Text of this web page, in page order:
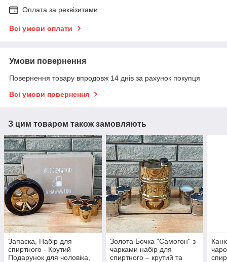
Оплата за реквізитами
Всі умови оплати
Умови повернення
Повернення товару впродовж 14 днів за рахунок покупця
Всі умови повернення
З цим товаром також замовляють
Запаска, Набір для
спиртного - Крутий
Подарунок для чоловіка,
Золота Бочка "Самогон" з
чарками набір для
спиртного – крутий та